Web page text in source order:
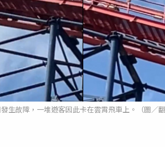
生故障，一堆遊客因此卡在雲霄飛車上。（圖／翻